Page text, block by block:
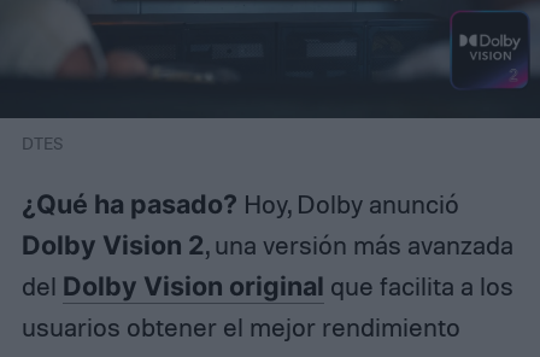
DTES
¿Qué ha pasado? Hoy, Dolby anunció
Dolby Vision 2, una versión más avanzada
del Dolby Vision original que facilita a los
usuarios obtener el mejor rendimiento